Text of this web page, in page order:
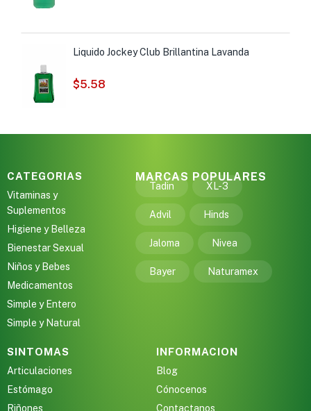
Liquido Jockey Club Brillantina Lavanda
$5.58
CATEGORIAS
Vitaminas y
Suplementos
Higiene y Belleza
Bienestar Sexual
Niños y Bebes
Medicamentos
Simple y Entero
Simple y Natural
MARCAS POPULARES
Tadin XL-3
Advil Hinds
Jaloma Nivea
Bayer Naturamex
SINTOMAS
Articulaciones
Estómago
Riñones
INFORMACION
Blog
Cónocenos
Contactanos